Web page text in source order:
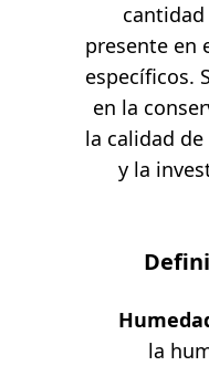
presente en
específicos.
en la
la calidad
y la
la